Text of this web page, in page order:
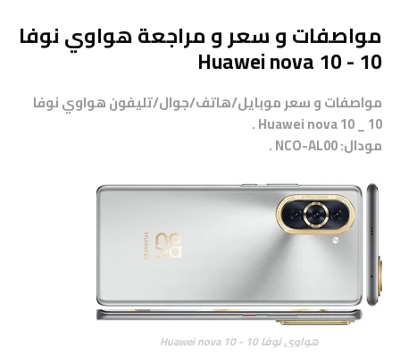
مواصفات و سعر و مراجعة هواوي نوفا
10 - Huawei nova 10
مواصفات و سعر موبايل/هاتف/جوال/تليفون هواوي نوفا
10 _ Huawei nova 10 .
مودال: NCO-AL00 .
هواوي نوفا 10 - Huawei nova 10